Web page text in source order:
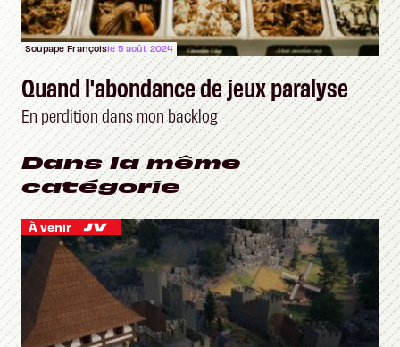
Soupape Françoisle 5 août 2024
Quand l'abondance de jeux paralyse
En perdition dans mon backlog
Dans la même
catégorie
À venir